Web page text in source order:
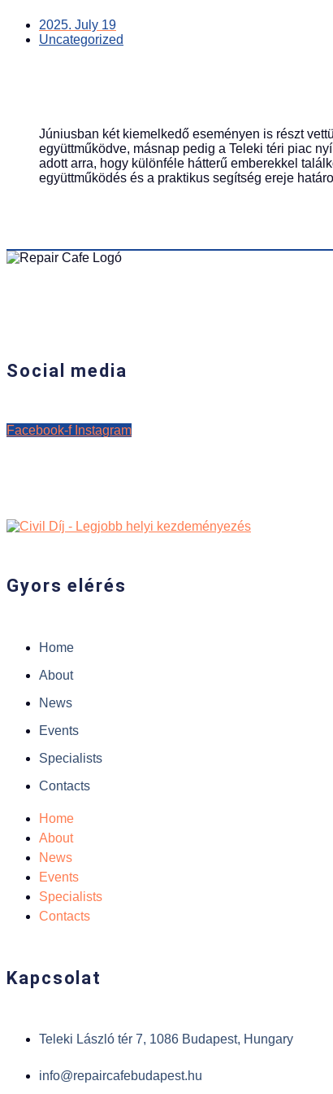
2025. July 19
Uncategorized
Júniusban két kiemelkedő eseményen is részt
együttműködve, másnap pedig a Teleki téri piac
adott arra, hogy különféle hátterű emberekkel
együttműködés és a praktikus segítség ereje
Social media
Facebook-f Instagram
Gyors elérés
Home
About
News
Events
Specialists
Contacts
Home
About
News
Events
Specialists
Contacts
Kapcsolat
Teleki László tér 7, 1086 Budapest, Hungary
info@repaircafebudapest.hu